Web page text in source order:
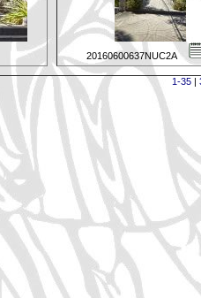
20160600637NUC2A
1-35|